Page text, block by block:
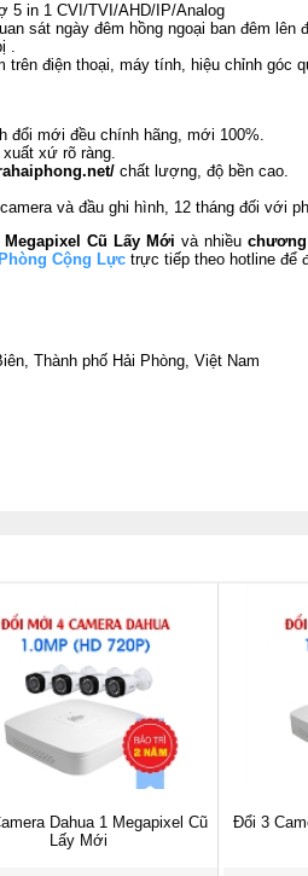
5 in 1 CVI/TVI/AHD/IP/Analog
sát ngày đêm hồng ngoại ban đêm lên
.
trên điện thoại, máy tính, hiệu chỉnh góc
đổi mới đều chính hãng, mới 100%.
xứ rõ ràng.
chất lượng, độ bền cao.
và đầu ghi hình, 12 tháng đối với
Cũ Lấy Mới và nhiều
Cộng Lực trực tiếp theo hotline để
Thành phố Hải Phòng, Việt Nam
Dahua 1 Megapixel Cũ
Lấy Mới
Đổi 3